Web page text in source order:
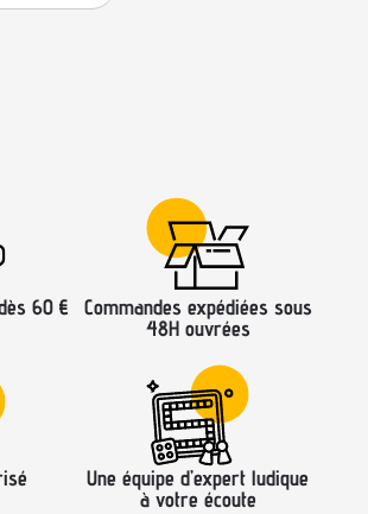
60 €
Commandes expédiées sous
48H ouvrées
Une équipe d’expert ludique
à votre écoute